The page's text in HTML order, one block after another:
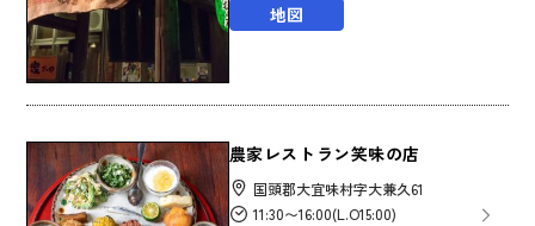
地図
農家レストラン笑味の店
国頭郡大宜味村字大兼久61
11:30〜16:00(L.O15:00)